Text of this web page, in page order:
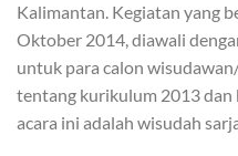
Kalimantan. Kegiatan yang
Oktober 2014, diawali
untuk para calon
tentang kurikulum 2013 dan
acara ini adalah wisudah